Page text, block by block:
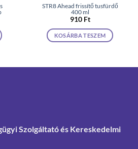
STR8 Ahead frissítő tusfürdő
400 ml
910 Ft
KOSÁRBA TESZEM
Szolgáltató és Kereskedelmi